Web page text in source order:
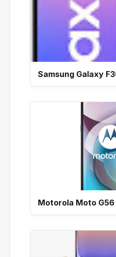
Samsung Galaxy
Motorola Moto G56